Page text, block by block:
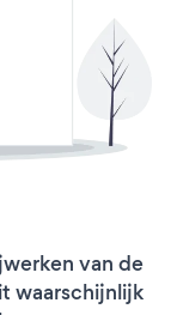
van de
waarschijnlijk